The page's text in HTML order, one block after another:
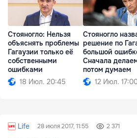
Стояногло: Нельзя
объяснять проблемы
Гагаузии только её
собственными
ошибками
18 Июл. 20:45
Стояногло
решение по
большой
Сначала
потом думаем
12 Июл.
Life 28 июля 2017, 11:55 2 371